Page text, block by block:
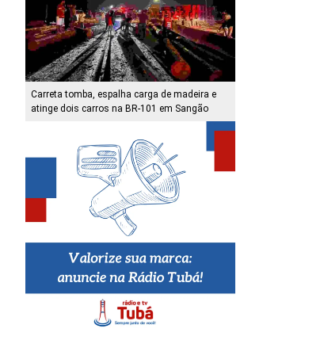
Carreta tomba, espalha carga de madeira e
atinge dois carros na BR-101 em Sangão